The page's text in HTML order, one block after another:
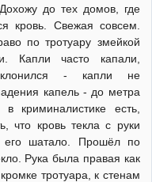
до тех домов, где
кровь. Свежая совсем.
по тротуару змейкой
Капли часто капали,
- капли не
капель - до метра
криминалистике есть,
что кровь текла с руки
его шатало. Прошёл по
Рука была правая как
тротуара, к стенам